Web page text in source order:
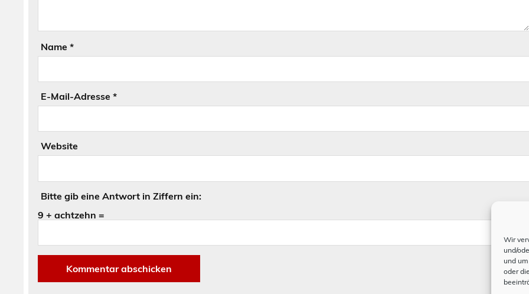
Wir
und/
und
oder
Name*
E-Mail-Adresse*
Website
Bitte gib eine Antwort in Ziffern ein:
9 + achtzehn =